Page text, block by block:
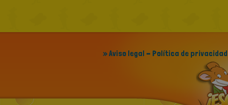
» Aviso legal - Política de privacidad